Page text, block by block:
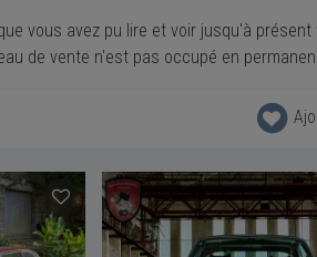
vous avez pu lire et voir jusqu'à
de vente n'est pas occupé en